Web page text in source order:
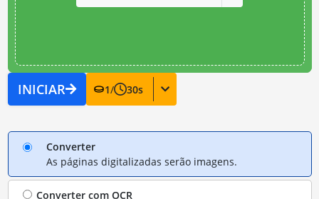
INICIAR 1/ 30s
Converter
As páginas digitalizadas serão imagens.
Converter comOCR